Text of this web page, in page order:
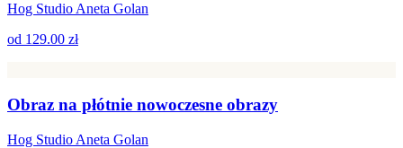
Hog Studio Aneta Golan
od 129.00 zł
Obraz na płótnie nowoczesne obrazy
Hog Studio Aneta Golan